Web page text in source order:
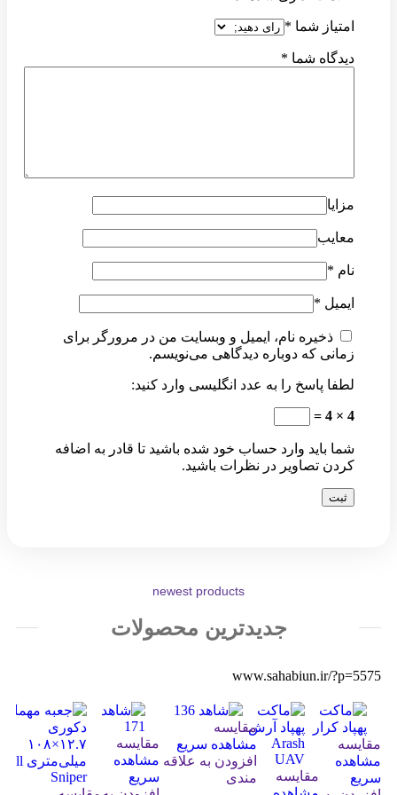
امتیاز شما *
دیدگاه شما *
مزایا
معایب
نام *
ایمیل *
ذخیره نام، ایمیل و وبسایت من در مرورگر برای
زمانی که دوباره دیدگاهی می‌نویسم.
لطفا پاسخ را به عدد انگلیسی وارد کنید:
4 × 4 =
شما باید وارد حساب خود شده باشید تا قادر به اضافه
کردن تصاویر در نظرات باشید.
newest products
جدیدترین محصولات
www.sahabiun.ir/?p=5575
مقایسه
مشاهده
سریع
مقایسه
مقایسه
مشاهده سریع
افزودن به علاقه
مندی
مقایسه
مشاهده
سریع